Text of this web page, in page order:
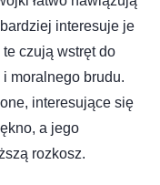
interesuje je
czują wstręt do
moralnego brudu.
interesujące się
a jego
rozkosz.